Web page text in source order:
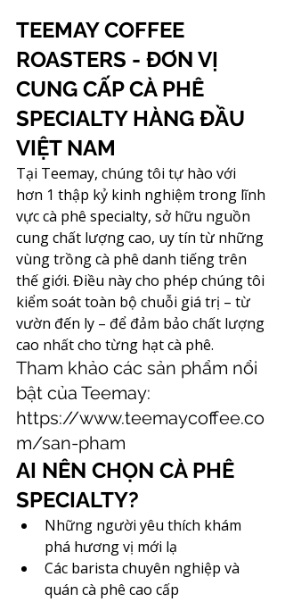
TEEMAY COFFEE
ROASTERS - ĐƠN VỊ
CUNG CẤP CÀ PHÊ
SPECIALTY HÀNG ĐẦU
VIỆT NAM
Tại Teemay, chúng tôi tự hào với
hơn 1 thập kỷ kinh nghiệm trong lĩnh
vực cà phê specialty, sở hữu nguồn
cung chất lượng cao, uy tín từ những
vùng trồng cà phê danh tiếng trên
thế giới. Điều này cho phép chúng tôi
kiểm soát toàn bộ chuỗi giá trị – từ
vườn đến ly – để đảm bảo chất lượng
cao nhất cho từng hạt cà phê.
Tham khảo các sản phẩm nổi
bật của Teemay:
https://www.teemaycoffee.co
m/san-pham
AI NÊN CHỌN CÀ PHÊ
SPECIALTY?
Những người yêu thích khám
phá hương vị mới lạ
Các barista chuyên nghiệp và
quán cà phê cao cấp